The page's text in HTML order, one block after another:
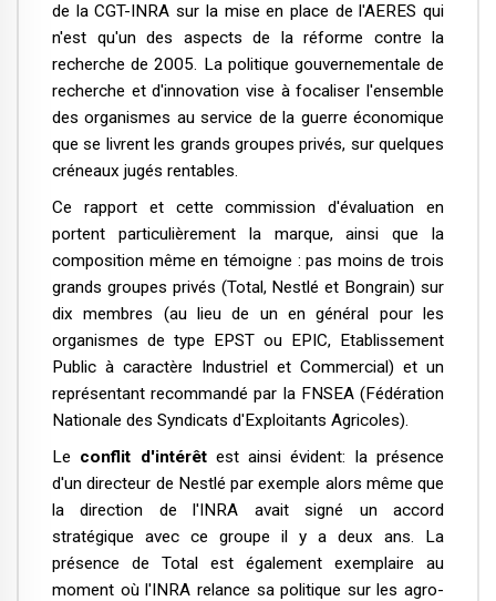
de la CGT-INRA sur la mise en place de l'AERES qui
n'est qu'un des aspects de la réforme contre la
recherche de 2005. La politique gouvernementale de
recherche et d'innovation vise à focaliser l'ensemble
des organismes au service de la guerre économique
que se livrent les grands groupes privés, sur quelques
créneaux jugés rentables.
Ce rapport et cette commission d'évaluation en
portent particulièrement la marque, ainsi que la
composition même en témoigne : pas moins de trois
grands groupes privés (Total, Nestlé et Bongrain) sur
dix membres (au lieu de un en général pour les
organismes de type EPST ou EPIC, Etablissement
Public à caractère Industriel et Commercial) et un
représentant recommandé par la FNSEA (Fédération
Nationale des Syndicats d'Exploitants Agricoles).
Le conflit d'intérêt est ainsi évident: la présence
d'un directeur de Nestlé par exemple alors même que
la direction de l'INRA avait signé un accord
stratégique avec ce groupe il y a deux ans. La
présence de Total est également exemplaire au
moment où l'INRA relance sa politique sur les agro-